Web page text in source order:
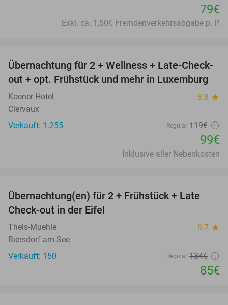
79€
Exkl. ca. 1,50€ Fremdenverkehrsabgabe p. P.
17%
Übernachtung für 2 + Wellness + Late-Check-
out + opt. Frühstück und mehr in Luxemburg
Koener Hotel 8.8 star
Clervaux
Verkauft: 1.255
Regulär 119€
99€
Inklusive aller Nebenkosten
37%
Übernachtung(en) für 2 + Frühstück + Late
Check-out in der Eifel
Theis-Muehle 8.7 star
Biersdorf am See
Verkauft: 150
Regulär 134€
85€